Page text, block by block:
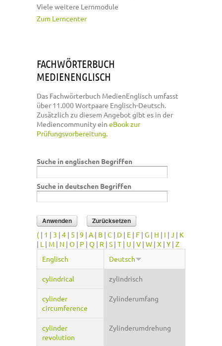
Viele weitere Lernmodule
Zum Lerncenter
FACHWÖRTERBUCH
MEDIENENGLISCH
Das Fachwörterbuch MedienEnglisch umfasst
über 11.000 Wortpaare Englisch-Deutsch.
Zusätzlich zu diesem Angebot gibt es in der
Mediencommunity ein eBook zur
Prüfungsvorbereitung.
Suche in englischen Begriffen
Suche in deutschen Begriffen
( | 1 | 3 | 4 | 5 | 9 | A | B | C | D | E | F | G | H | I | J | K
| L | M | N | O | P | Q | R | S | T | U | V | W | X | Y | Z
Englisch
Deutsch
cylindrical zylindrisch
cylinder
circumference
Zylinderumfang
cylinder
revolution
Zylinderumdrehung